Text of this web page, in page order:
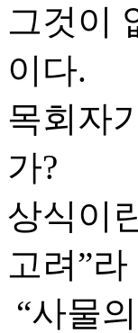
그것이
이다.
목회자
가?
상식이
고려”
“사물